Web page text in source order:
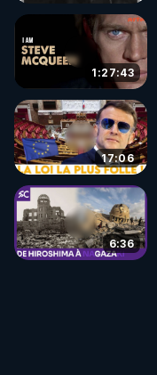
1:27:43
17:06
6:36